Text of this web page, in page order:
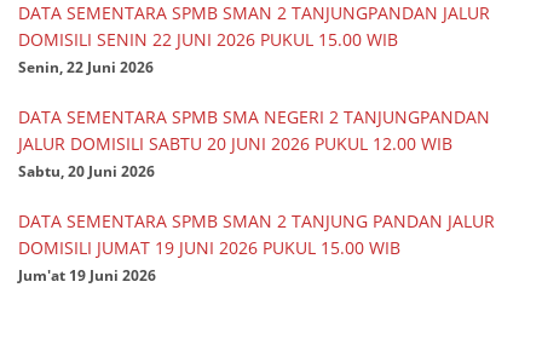
DATA SEMENTARA SPMB SMAN 2 TANJUNGPANDAN JALUR
DOMISILI SENIN 22 JUNI 2026 PUKUL 15.00 WIB
Senin, 22 Juni 2026
DATA SEMENTARA SPMB SMA NEGERI 2 TANJUNGPANDAN
JALUR DOMISILI SABTU 20 JUNI 2026 PUKUL 12.00 WIB
Sabtu, 20 Juni 2026
DATA SEMENTARA SPMB SMAN 2 TANJUNG PANDAN JALUR
DOMISILI JUMAT 19 JUNI 2026 PUKUL 15.00 WIB
Jum'at 19 Juni 2026